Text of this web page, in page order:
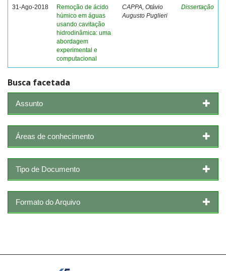
31-Ago-2018
Remoção de ácido
húmico em águas
usando cavitação
hidrodinâmica: uma
abordagem
experimental e
computacional
CAPPA, Otávio
Augusto Puglieri
Dissertação
Busca facetada
Assunto
Áreas de conhecimento
Tipo de Documento
Formato do Arquivo